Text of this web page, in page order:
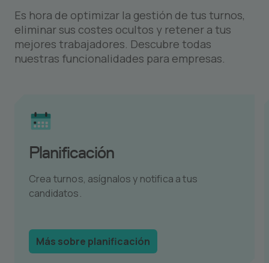
Es hora de optimizar la gestión de tus turnos,
eliminar sus costes ocultos y retener a tus
mejores trabajadores. Descubre todas
nuestras funcionalidades para empresas.
Planificación
Crea turnos, asígnalos y notifica a tus
candidatos.
Más sobre planificación